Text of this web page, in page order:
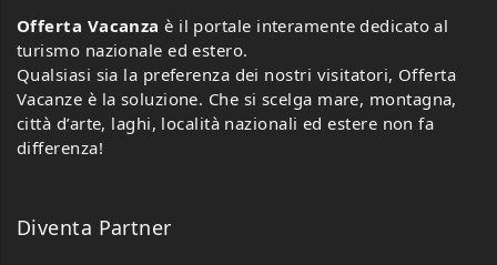
Offerta Vacanza è il portale interamente dedicato al
turismo nazionale ed estero.
Qualsiasi sia la preferenza dei nostri visitatori, Offerta
Vacanze è la soluzione. Che si scelga mare, montagna,
città d’arte, laghi, località nazionali ed estere non fa
differenza!
Diventa Partner